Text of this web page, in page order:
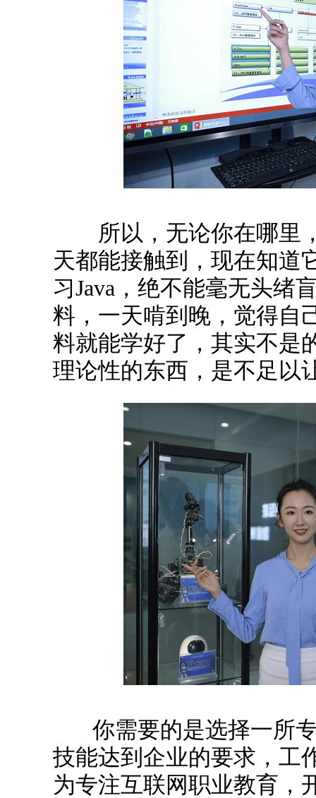
所以，无论你在哪里，
天都能接触到，现在知道
习Java，绝不能毫无头绪
料，一天啃到晚，觉得自
料就能学好了，其实不是
理论性的东西，是不足以
你需要的是选择一所专
技能达到企业的要求，工
为专注互联网职业教育，